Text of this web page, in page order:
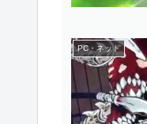
PC・ネット